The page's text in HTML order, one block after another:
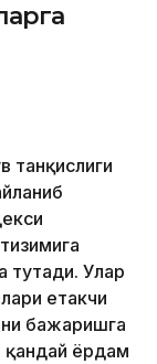
танқислиги
тутади. Улар
етакчи
бажаришга
қандай ёрдам